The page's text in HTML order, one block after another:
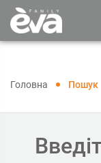
Головна Пошук